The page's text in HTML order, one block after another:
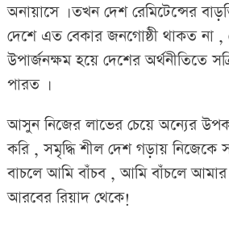
অনায়াসে । তখন দেশ রেমিটেন্সের
দেশে এত বেকার জনগোষ্ঠী থাকত না ,
উপার্জনক্ষম হয়ে দেশের অর্থনীতিতে
পারত ।
আসুন নিজের লাভের চেয়ে অন্যের
করি , সমৃদ্ধি শীল দেশ গড়ায় নিজেকে
বাচলে আমি বাঁচব , আমি বাঁচলে আমার
আরবের রিয়াদ থেকে!